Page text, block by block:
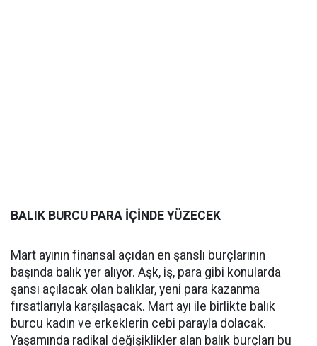
BALIK BURCU PARA İÇİNDE YÜZECEK
Mart ayının finansal açıdan en şanslı burçlarının
başında balık yer alıyor. Aşk, iş, para gibi konularda
şansı açılacak olan balıklar, yeni para kazanma
fırsatlarıyla karşılaşacak. Mart ayı ile birlikte balık
burcu kadın ve erkeklerin cebi parayla dolacak.
Yaşamında radikal değişiklikler alan balık burçları bu